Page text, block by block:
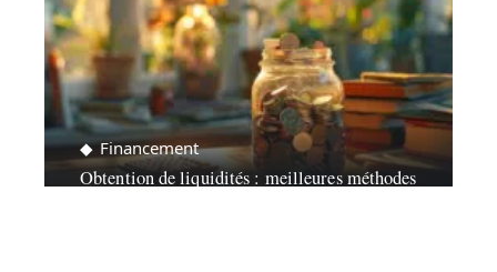
Financement
Obtention de liquidités : meilleures méthodes